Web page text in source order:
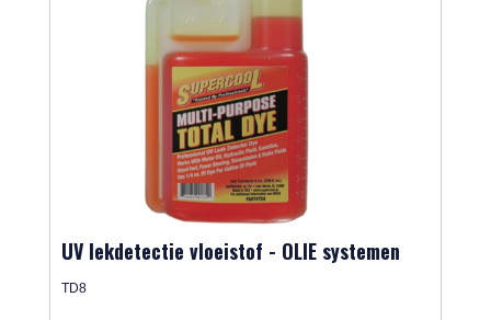
UV lekdetectie vloeistof - OLIE systemen
TD8